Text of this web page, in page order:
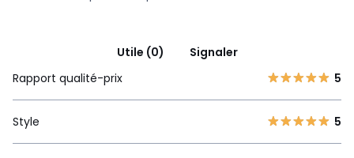
Utile (0)
Signaler
Rapport qualité-prix
5
Style 5